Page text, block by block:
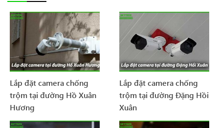
Lắp đặt camera chống
trộm tại đường Hồ Xuân
Hương
Lắp đặt camera chống
trộm tại đường Đặng Hồi
Xuân